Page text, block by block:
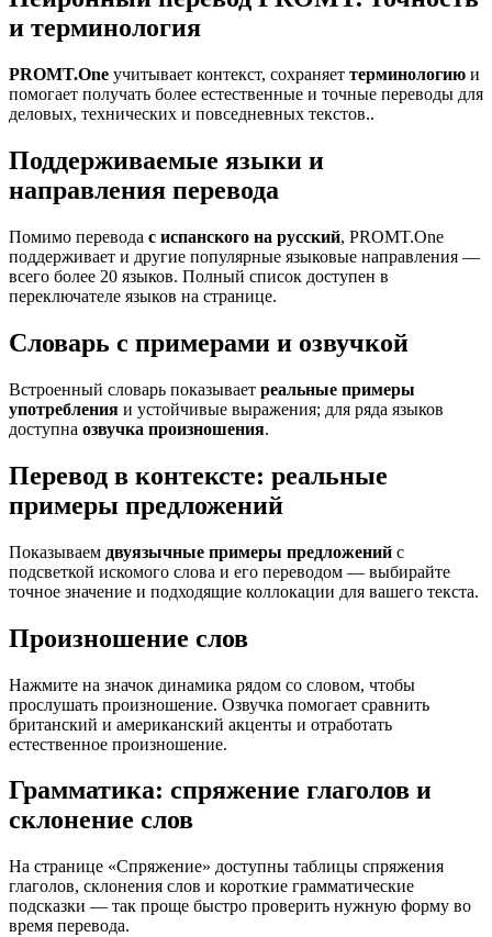
и терминология
PROMT.One учитывает контекст, сохраняет терминологию и
помогает получать более естественные и точные переводы для
деловых, технических и повседневных текстов..
Поддерживаемые языки и
направления перевода
Помимо перевода с испанского на русский, PROMT.One
поддерживает и другие популярные языковые направления —
всего более 20 языков. Полный список доступен в
переключателе языков на странице.
Словарь с примерами и озвучкой
Встроенный словарь показывает реальные примеры
употребления и устойчивые выражения; для ряда языков
доступна озвучка произношения.
Перевод в контексте: реальные
примеры предложений
Показываем двуязычные примеры предложений с
подсветкой искомого слова и его переводом — выбирайте
точное значение и подходящие коллокации для вашего текста.
Произношение слов
Нажмите на значок динамика рядом со словом, чтобы
прослушать произношение. Озвучка помогает сравнить
британский и американский акценты и отработать
естественное произношение.
Грамматика: спряжение глаголов и
склонение слов
На странице «Спряжение» доступны таблицы спряжения
глаголов, склонения слов и короткие грамматические
подсказки — так проще быстро проверить нужную форму во
время перевода.